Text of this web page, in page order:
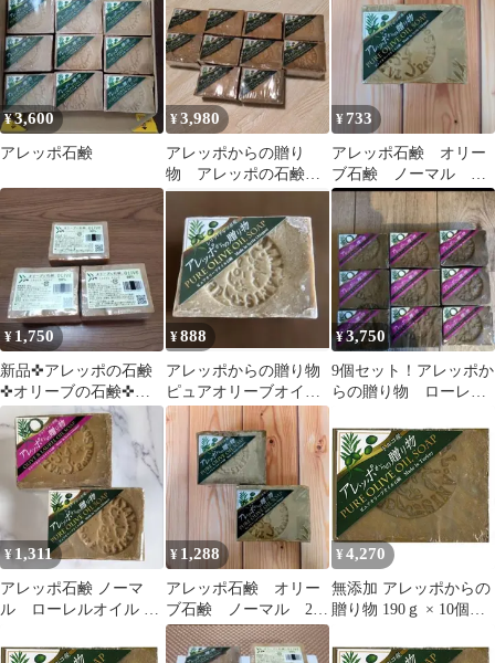
¥3,600
アレッポ石鹸
¥3,980
アレッポからの贈り
物 アレッポの石鹸
10個セット オリーブ
石鹸
¥733
アレッポ石鹸 オリー
ブ石鹸 ノーマル ア
レッポからの贈り物
¥ 1,750
新品✜アレッポの石鹸
✜オリーブの石鹸✜ク
ロスロード✜オリーブ
190g×3個
¥888
アレッポからの贈り物
ピュアオリーブオイル
石鹸 190g
¥3,750
9個セット！アレッポか
らの贈り物 ローレ
添加
¥ 1,311
アレッポ石鹸 ノーマ
ル ローレルオイル 配
の贈り物
¥ 1,288
アレッポ石鹸 オリー
ブ石鹸 ノーマル 2個
アレッポからの贈り物
¥ 4,270
無添加 アレッポからの
贈り物 190ｇ × 10個セ